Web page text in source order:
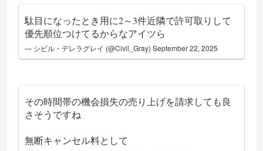
駄目になったとき用に2～3件近隣で許可取りして
優先順位つけてるからなアイツら
— シビル・デレラグレイ (@Civil_Gray)September 22, 2025
その時間帯の機会損失の売り上げを請求しても良
さそうですね
無断キャンセル料として